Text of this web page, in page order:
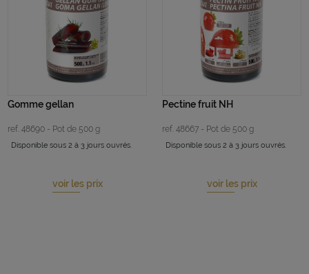
Gomme gellan
ref. 48690 - Pot de 500 g
Disponible sous 2 à 3 jours ouvrés.
voir les prix
Pectine fruit NH
ref. 48667 - Pot de 500 g
Disponible sous 2 à 3 jours ouvrés.
voir les prix